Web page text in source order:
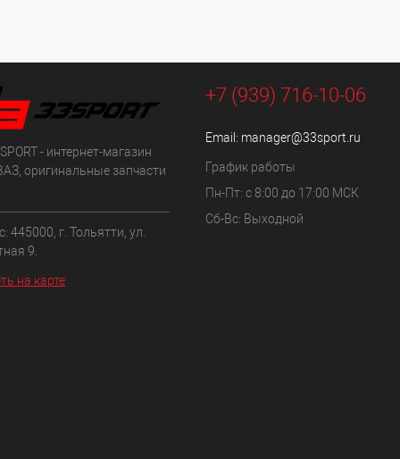
- интернет-магазин
оригинальные запчасти
445000, г. Тольятти, ул.
9.
на карте
+7 (939) 716-10-06
Email: manager@33sport.ru
График работы
Пн-Пт: с 8:00 до 17:00 МСК
Сб-Вс: Выходной